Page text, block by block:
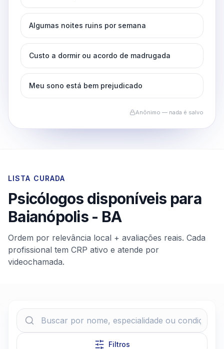
Algumas noites ruins por semana
Custo a dormir ou acordo de madrugada
Meu sono está bem prejudicado
Anônimo — nada é salvo
LISTA CURADA
Psicólogos disponíveis para
Baianópolis- BA
Ordem por relevância local + avaliações reais. Cada
profissional tem CRP ativo e atende por
videochamada.
Filtros